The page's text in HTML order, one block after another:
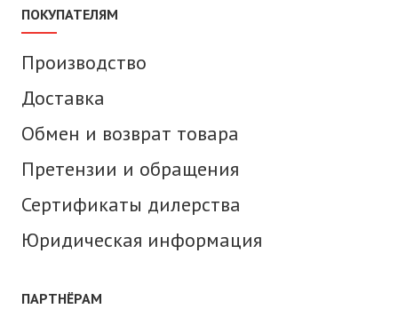
ПОКУПАТЕЛЯМ
Производство
Доставка
Обмен и возврат товара
Претензии и обращения
Сертификаты дилерства
Юридическая информация
ПАРТНЁРАМ